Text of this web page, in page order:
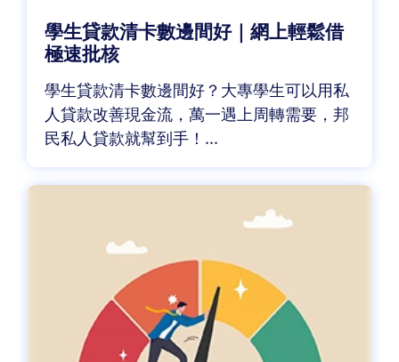
學生貸款清卡數邊間好｜網上輕鬆借
極速批核
學生貸款清卡數邊間好？大專學生可以用私
人貸款改善現金流，萬一遇上周轉需要，邦
民私人貸款就幫到手！...